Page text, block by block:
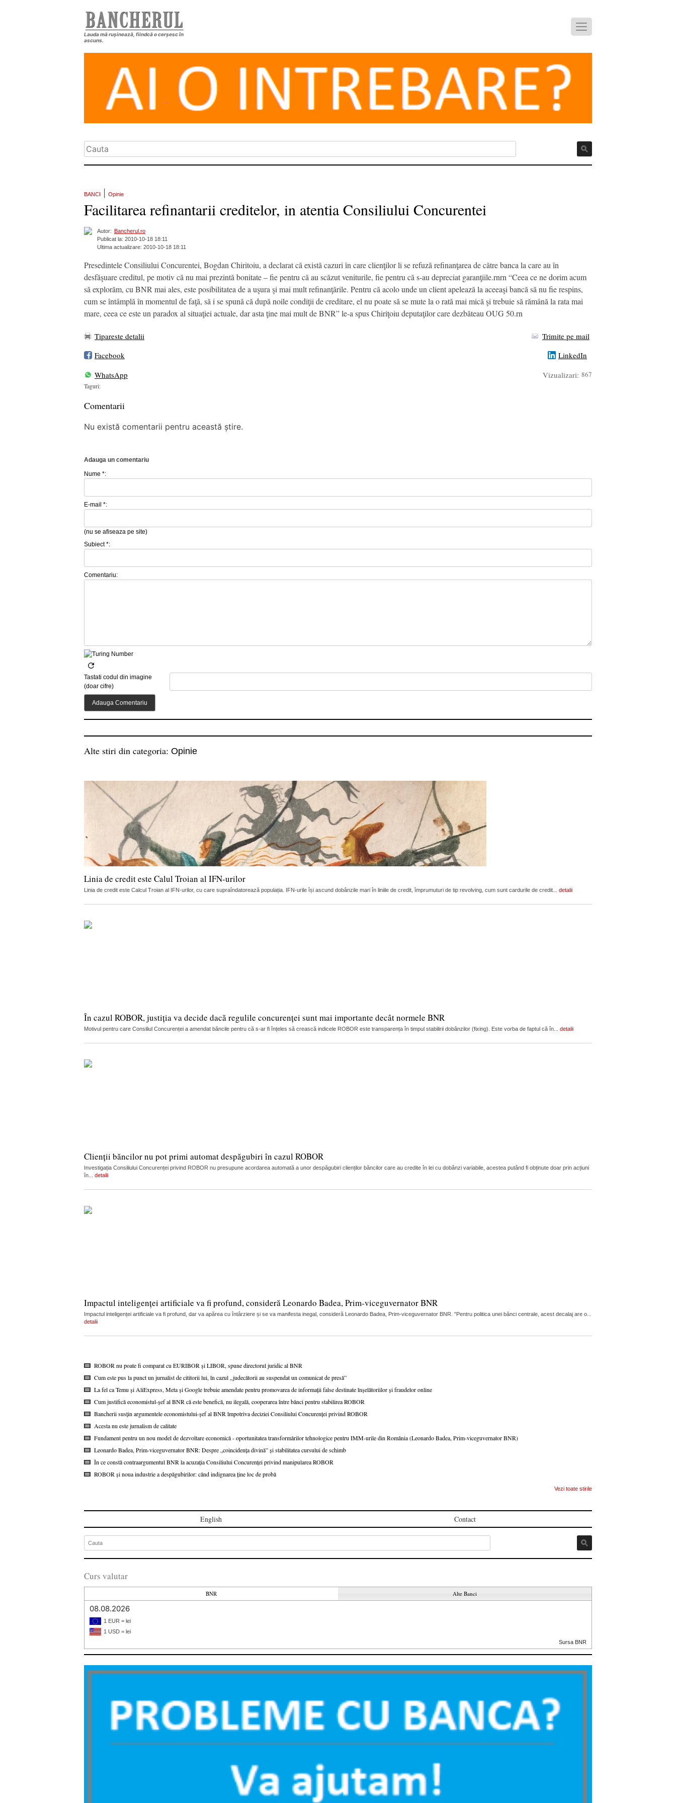
Lauda mă rușinează, fiindcă o cerșesc în
ascuns.
BANCI Opinie
Facilitarea refinantarii creditelor, in atentia Consiliului Concurentei
Autor:
Bancherul.ro
Publicat la: 2010-10-18 18:11
Ultima actualizare: 2010-10-18 18:11
Presedintele Consiliului Concurentei, Bogdan Chiritoiu, a declarat că există cazuri în care clienţilor li se refuză refinanţarea de către banca la care au în
desfăşuare creditul, pe motiv că nu mai prezintă bonitate – fie pentru că au scăzut veniturile, fie pentru că s-au depreciat garanţiile.rnrn “Ceea ce ne dorim acum
să explorăm, cu BNR mai ales, este posibilitatea de a uşura şi mai mult refinanţările. Pentru că acolo unde un client apelează la aceeaşi bancă să nu fie respins,
cum se întâmplă în momentul de faţă, să i se spună că după noile condiţii de creditare, el nu poate să se mute la o rată mai mică şi trebuie să rămână la rata mai
mare, ceea ce este un paradox al situaţiei actuale, dar asta ţine mai mult de BNR” le-a spus Chiriţoiu deputaţilor care dezbăteau OUG 50.rn
Tipareste detalii
Trimite pe mail
Facebook
LinkedIn
WhatsApp
Vizualizari: 867
Taguri:
Comentarii
Nu există comentarii pentru această știre.
Adauga un comentariu
Nume *:
E-mail *:
(nu se afiseaza pe site)
Subiect *:
Comentariu:
Tastati codul din imagine
(doar cifre)
Alte stiri din categoria: Opinie
Linia de credit este Calul Troian al IFN-urilor
Linia de credit este Calcul Troian al IFN-urilor, cu care supraîndatorează populația. IFN-urile își ascund dobânzile mari în liniile de credit, împrumuturi de tip revolving, cum sunt cardurile de credit... detalii
În cazul ROBOR, justiția va decide dacă regulile concurenței sunt mai importante decât normele BNR
Motivul pentru care Consiliul Concurenței a amendat băncile pentru că s-ar fi înțeles să crească indicele ROBOR este transparența în timpul stabilirii dobânzilor (fixing). Este vorba de faptul că în... detalii
Clienții băncilor nu pot primi automat despăgubiri în cazul ROBOR
Investigația Consiliului Concurenței privind ROBOR nu presupune acordarea automată a unor despăgubiri clienților băncilor care au credite în lei cu dobânzi variabile, acestea putând fi obținute doar prin acțiuni
în... detalii
Impactul inteligenței artificiale va fi profund, consideră Leonardo Badea, Prim-viceguvernator BNR
Impactul inteligenței artificiale va fi profund, dar va apărea cu întârziere și se va manifesta inegal, consideră Leonardo Badea, Prim-viceguvernator BNR. "Pentru politica unei bănci centrale, acest decalaj are o...
detalii
ROBOR nu poate fi comparat cu EURIBOR și LIBOR, spune directorul juridic al BNR
Cum este pus la punct un jurnalist de cititorii lui, în cazul „judecătorii au suspendat un comunicat de presă”
La fel ca Temu și AliExpress, Meta și Google trebuie amendate pentru promovarea de informații false destinate înșelătoriilor și fraudelor online
Cum justifică economistul-șef al BNR că este benefică, nu ilegală, cooperarea între bănci pentru stabilirea ROBOR
Bancherii susțin argumentele economistului-șef al BNR împotriva deciziei Consiliului Concurenței privind ROBOR
Acesta nu este jurnalism de calitate
Fundament pentru un nou model de dezvoltare economică - oportunitatea transformărilor tehnologice pentru IMM-urile din România (Leonardo Badea, Prim-viceguvernator BNR)
Leonardo Badea, Prim-viceguvernator BNR: Despre „coincidența divină” și stabilitatea cursului de schimb
În ce constă contraargumentul BNR la acuzația Consiliului Concurenței privind manipularea ROBOR
ROBOR și noua industrie a despăgubirilor: când indignarea ține loc de probă
Vezi toate stirile
English Contact
Curs valutar
BNR Alte Banci
08.08.2026
1 EUR = lei
1 USD = lei
Sursa BNR